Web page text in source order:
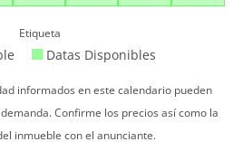
Etiqueta
Datas Disponibles
informados en este calendario pueden
Confirme los precios así como la
inmueble con el anunciante.